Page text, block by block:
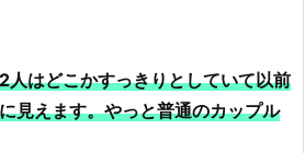
人はどこかすっきりとしていて以前
見えます。やっと普通のカップル